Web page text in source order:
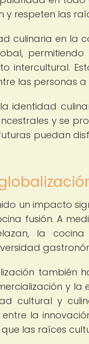
y respeten las
culinaria en la
intercultural.
las personas
identidad
y se
puedan
un impacto
fusión. A
la
también
y
cultural y
la
las raíces